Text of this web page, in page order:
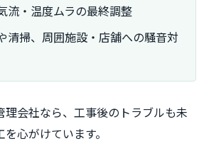
流・温度ムラの最終調整
清掃、周囲施設・店舗への騒音対
理会社なら、工事後のトラブルも未
心がけています。